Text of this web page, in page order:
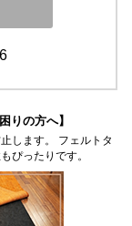
りの方へ】
します。 フェルトタ
ぴったりです。